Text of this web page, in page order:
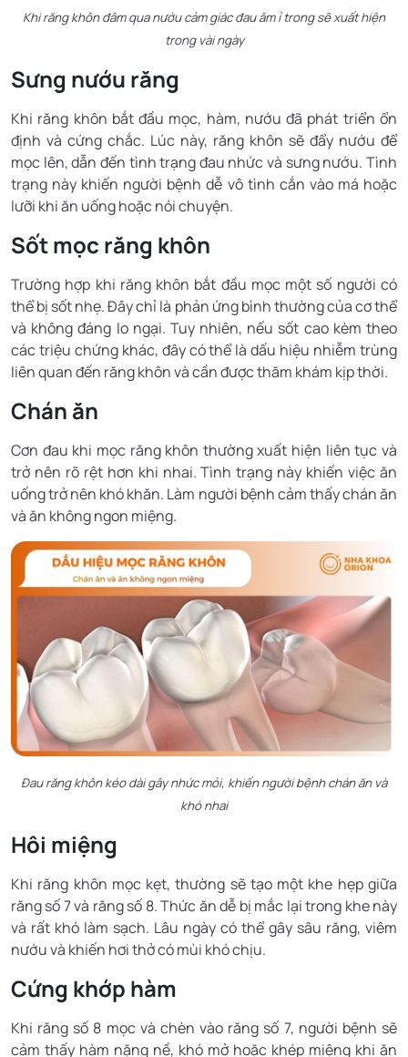
Khi răng khôn đâm qua nướu cảm giác đau âm ỉ trong sẽ xuất hiện
trong vài ngày
Sưng nướu răng
Khi răng khôn bắt đầu mọc, hàm, nướu đã phát triển ổn
định và cứng chắc. Lúc này, răng khôn sẽ đẩy nướu để
mọc lên, dẫn đến tình trạng đau nhức và sưng nướu. Tình
trạng này khiến người bệnh dễ vô tình cắn vào má hoặc
lưỡi khi ăn uống hoặc nói chuyện.
Sốt mọc răng khôn
Trường hợp khi răng khôn bắt đầu mọc một số người có
thể bị sốt nhẹ. Đây chỉ là phản ứng bình thường của cơ thể
và không đáng lo ngại. Tuy nhiên, nếu sốt cao kèm theo
các triệu chứng khác, đây có thể là dấu hiệu nhiễm trùng
liên quan đến răng khôn và cần được thăm khám kịp thời.
Chán ăn
Cơn đau khi mọc răng khôn thường xuất hiện liên tục và
trở nên rõ rệt hơn khi nhai. Tình trạng này khiến việc ăn
uống trở nên khó khăn. Làm người bệnh cảm thấy chán ăn
và ăn không ngon miệng.
Đau răng khôn kéo dài gây nhức mỏi, khiến người bệnh chán ăn và
khó nhai
Hôi miệng
Khi răng khôn mọc kẹt, thường sẽ tạo một khe hẹp giữa
răng số 7 và răng số 8. Thức ăn dễ bị mắc lại trong khe này
và rất khó làm sạch. Lâu ngày có thể gây sâu răng, viêm
nướu và khiến hơi thở có mùi khó chịu.
Cứng khớp hàm
Khi răng số 8 mọc và chèn vào răng số 7, người bệnh sẽ
cảm thấy hàm nặng nề, khó mở hoặc khép miệng khi ăn